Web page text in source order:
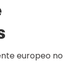
europeo no